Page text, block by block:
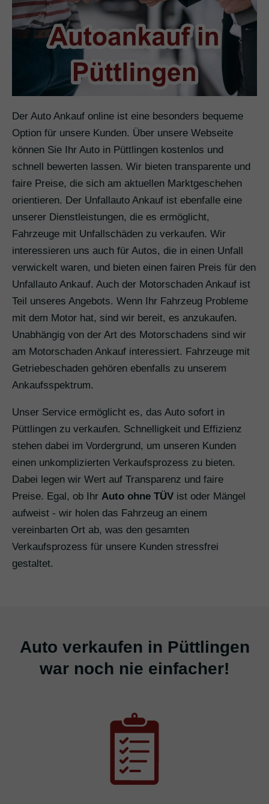
Der Auto Ankauf online ist eine besonders bequeme
Option für unsere Kunden. Über unsere Webseite
können Sie Ihr Auto in Püttlingen kostenlos und
schnell bewerten lassen. Wir bieten transparente und
faire Preise, die sich am aktuellen Marktgeschehen
orientieren. Der Unfallauto Ankauf ist ebenfalle eine
unserer Dienstleistungen, die es ermöglicht,
Fahrzeuge mit Unfallschäden zu verkaufen. Wir
interessieren uns auch für Autos, die in einen Unfall
verwickelt waren, und bieten einen fairen Preis für den
Unfallauto Ankauf. Auch der Motorschaden Ankauf ist
Teil unseres Angebots. Wenn Ihr Fahrzeug Probleme
mit dem Motor hat, sind wir bereit, es anzukaufen.
Unabhängig von der Art des Motorschadens sind wir
am Motorschaden Ankauf interessiert. Fahrzeuge mit
Getriebeschaden gehören ebenfalls zu unserem
Ankaufsspektrum.
Unser Service ermöglicht es, das Auto sofort in
Püttlingen zu verkaufen. Schnelligkeit und Effizienz
stehen dabei im Vordergrund, um unseren Kunden
einen unkomplizierten Verkaufsprozess zu bieten.
Dabei legen wir Wert auf Transparenz und faire
Preise. Egal, ob Ihr Auto ohne TÜV ist oder Mängel
aufweist - wir holen das Fahrzeug an einem
vereinbarten Ort ab, was den gesamten
Verkaufsprozess für unsere Kunden stressfrei
gestaltet.
Auto verkaufen in Püttlingen
war noch nie einfacher!